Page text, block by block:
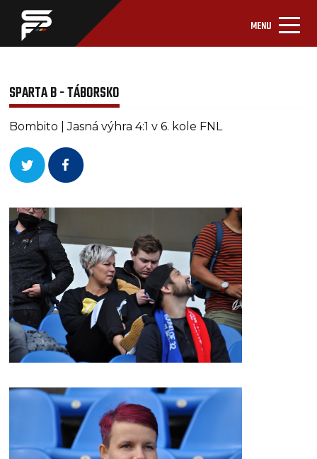
MENU
SPARTA B - TÁBORSKO
Bombito | Jasná výhra 4:1 v 6. kole FNL